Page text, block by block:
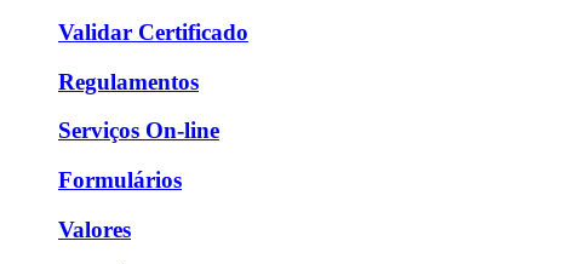
Validar Certificado
Regulamentos
Serviços On-line
Formulários
Valores